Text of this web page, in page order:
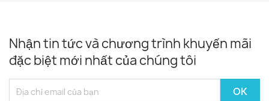
Nhận tin tức và chương trình khuyến mãi
đặc biệt mới nhất của chúng tôi